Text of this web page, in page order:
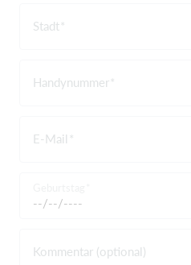
Stadt
Handynummer
E-Mail
Kommentar (optional)